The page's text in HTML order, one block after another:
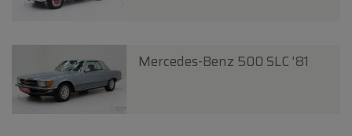
Mercedes-Benz 500 SLC '81